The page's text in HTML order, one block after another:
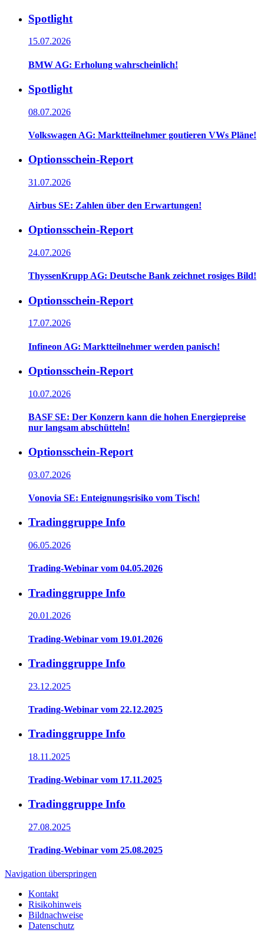
Spotlight
15.07.2026
BMW AG: Erholung wahrscheinlich!
Spotlight
08.07.2026
Volkswagen AG: Marktteilnehmer goutieren VWs Pläne!
Optionsschein-Report
31.07.2026
Airbus SE: Zahlen über den Erwartungen!
Optionsschein-Report
24.07.2026
ThyssenKrupp AG: Deutsche Bank zeichnet rosiges Bild!
Optionsschein-Report
17.07.2026
Infineon AG: Marktteilnehmer werden panisch!
Optionsschein-Report
10.07.2026
BASF SE: Der Konzern kann die hohen Energiepreise
nur langsam abschütteln!
Optionsschein-Report
03.07.2026
Vonovia SE: Enteignungsrisiko vom Tisch!
Tradinggruppe Info
06.05.2026
Trading-Webinar vom 04.05.2026
Tradinggruppe Info
20.01.2026
Trading-Webinar vom 19.01.2026
Tradinggruppe Info
23.12.2025
Trading-Webinar vom 22.12.2025
Tradinggruppe Info
18.11.2025
Trading-Webinar vom 17.11.2025
Tradinggruppe Info
27.08.2025
Trading-Webinar vom 25.08.2025
Navigation überspringen
Kontakt
Risikohinweis
Bildnachweise
Datenschutz